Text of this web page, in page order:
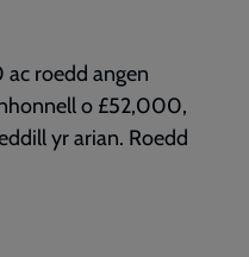
roedd angen
o £52,000,
yr arian. Roedd